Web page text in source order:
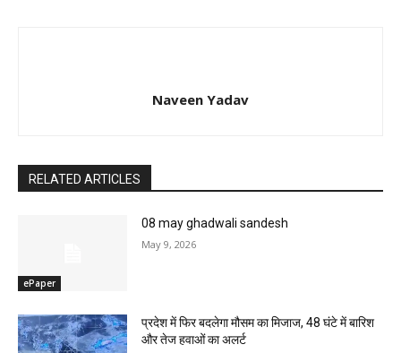
Naveen Yadav
RELATED ARTICLES
ePaper
08 may ghadwali sandesh
May 9, 2026
प्रदेश में फिर बदलेगा मौसम का मिजाज, 48 घंटे में बारिश
और तेज हवाओं का अलर्ट